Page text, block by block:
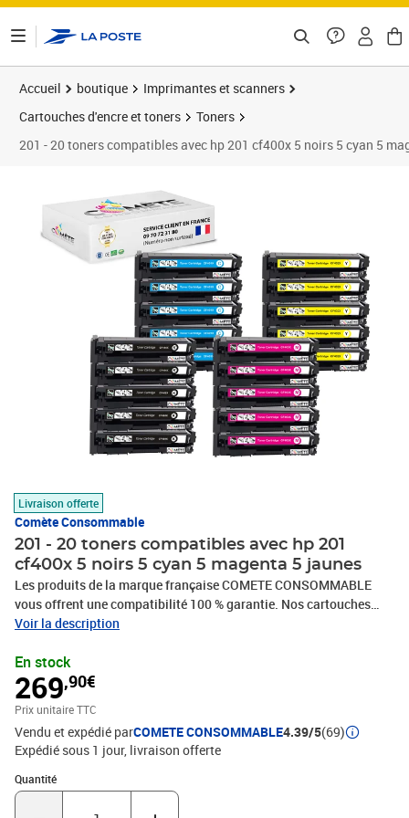
Accueil boutique
Imprimantes et scanners
Cartouches d'encre et toners
Toners
201 - 20 toners compatibles avec hp 201 cf400x 5 noirs 5 cyan 5
Livraison offerte
Comète Consommable
201 - 20 toners compatibles avec hp 201
cf400x 5 noirs 5 cyan 5 magenta 5 jaunes
Les produits de la marque française COMETE CONSOMMABLE
vous offrent une compatibilité 100 % garantie. Nos cartouches
d’encre, Toners et rubans compatibles sont économiques et de
français, dont certains modèles sont fabriqués en France,
contribuant ainsi à la relocalisation de la production dans le pays.
Nos cartouches d’encre, toners ou rubans se substituent
parfaitement aux consommables d'origine de votre imprimante,
télécopieur ou photocopieur, quelque que soit la marque HP,
CANON, EPSON, BROTHER, LEXMARK, SAMSUNG. Que votre
utilisation soit personnelle ou professionnelle, à domicile, en
télétravail ou au bureau, ou encore dans le milieu de
Voir la description
En stock
269,90€
Prix unitaire TTC
Vendu et expédié parCOMETE CONSOMMABLE4.39/5(69)
Expédié sous 1 jour livraison offerte
Quantité
Quantité : 1